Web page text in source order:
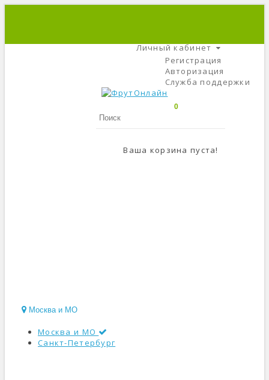
Личный кабинет
Регистрация
Авторизация
Служба поддержки
0
Ваша корзина пуста!
Москва и МО
Москва и МО
Санкт-Петербург